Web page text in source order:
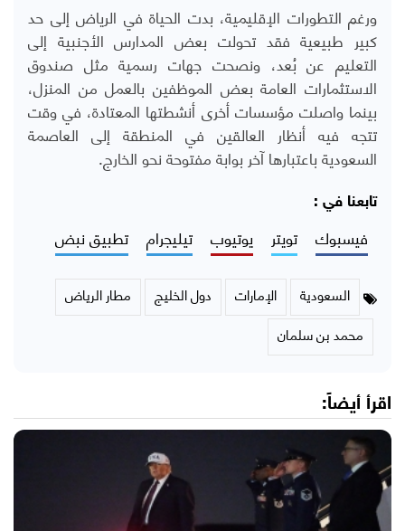
ورغم التطورات الإقليمية، بدت الحياة في الرياض إلى حد
كبير طبيعية فقد تحولت بعض المدارس الأجنبية إلى
التعليم عن بُعد، ونصحت جهات رسمية مثل صندوق
الاستثمارات العامة بعض الموظفين بالعمل من المنزل،
بينما واصلت مؤسسات أخرى أنشطتها المعتادة، في وقت
تتجه فيه أنظار العالقين في المنطقة إلى العاصمة
السعودية باعتبارها آخر بوابة مفتوحة نحو الخارج.
تابعنا في :
فيسبوك تويتر يوتيوب تيليجرام تطبيق نبض
السعودية الإمارات دول الخليج
مطار الرياض
محمد بن سلمان
اقرأ أيضاً: